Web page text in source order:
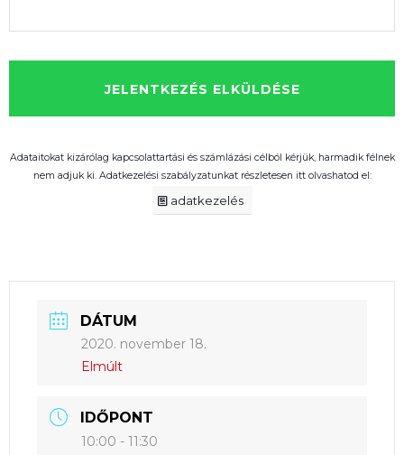
Adataitokat kizárólag kapcsolattartási és számlázási célból kérjük, harmadik félnek
nem adjuk ki. Adatkezelési szabályzatunkat részletesen itt olvashatod el:
adatkezelés
DÁTUM
2020. november 18.
Elmúlt
IDŐPONT
10:00 - 11:30